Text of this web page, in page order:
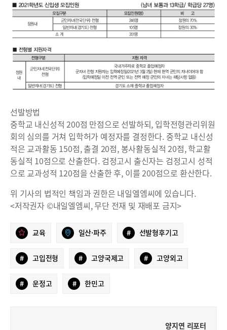
선발방법
중학교 내신성적 200점 만점으로 선발하되, 입학전형관리위원
회의 심의를 거쳐 입학허가 예정자를 결정한다. 중학교 내신성
적은 교과활동 150점, 출결 20점, 봉사활동실적 20점, 학교활
동실적 10점으로 산출한다. 검정고시 출신자는 검정고시 성적
으로 교과성적 120점을 산출한 후, 이를 200점으로 환산한다.
위 기사의 법적인 책임과 권한은 내일엘엠씨에 있습니다.
<저작권자 ©내일엘엠씨, 무단 전재 및 재배포 금지>
교육 일산·파주 # 선발형후기고
# 고입전형 # 고양국제고 # 고양외고
# 운정고 # 한민고
양지연 리포터